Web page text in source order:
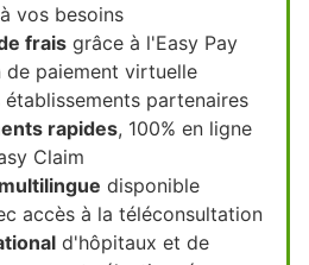
vos besoins
frais grâce à l'Easy Pay
de paiement virtuelle
partenaires
rapides, 100% en ligne
Claim
disponible
accès à la téléconsultation
d'hôpitaux et de